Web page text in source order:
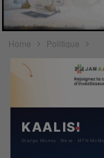
Home Politique